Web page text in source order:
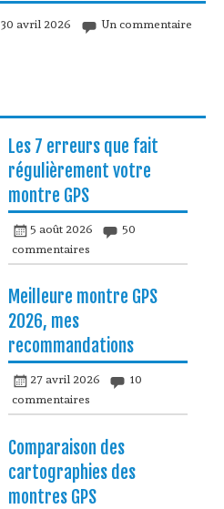
30 avril 2026 Un commentaire
Les 7 erreurs que fait
régulièrement votre
montre GPS
5 août 2026
50
commentaires
Meilleure montre GPS
2026, mes
recommandations
27 avril 2026
10
commentaires
Comparaison des
cartographies des
montres GPS